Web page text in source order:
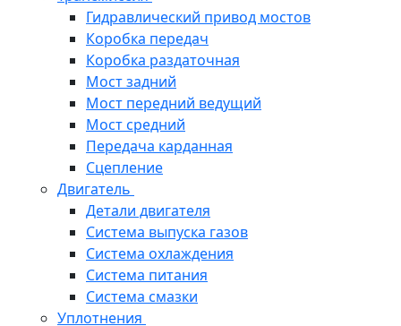
Гидравлический привод мостов
Коробка передач
Коробка раздаточная
Мост задний
Мост передний ведущий
Мост средний
Передача карданная
Сцепление
Двигатель
Детали двигателя
Система выпуска газов
Система охлаждения
Система питания
Система смазки
Уплотнения